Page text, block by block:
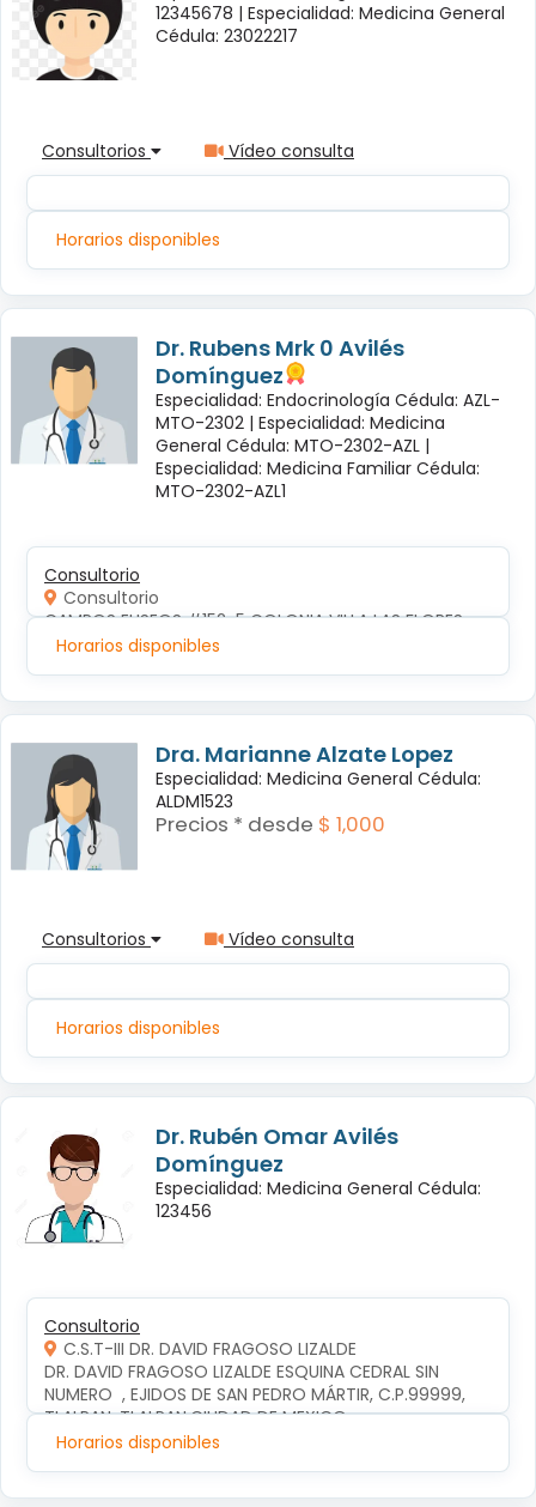
12345678 | Especialidad: Medicina General
Cédula: 23022217
Consultorios Vídeo consulta
Horarios disponibles
Dr. Rubens Mrk 0 Avilés
Domínguez
Especialidad: Endocrinología Cédula: AZL-
MTO-2302 | Especialidad: Medicina
General Cédula: MTO-2302-AZL |
Especialidad: Medicina Familiar Cédula:
MTO-2302-AZL1
Consultorio
Consultorio
CAMPOS ELISEOS #152-5 COLONIA VILLA LAS FLORES
Horarios disponibles
Dra. Marianne Alzate Lopez
Especialidad: Medicina General Cédula:
ALDM1523
Precios * desde $ 1,000
Consultorios Vídeo consulta
Horarios disponibles
Dr. Rubén Omar Avilés
Domínguez
Especialidad: Medicina General Cédula:
123456
Consultorio
C.S.T-III DR. DAVID FRAGOSO LIZALDE
DR. DAVID FRAGOSO LIZALDE ESQUINA CEDRAL SIN
NUMERO  , EJIDOS DE SAN PEDRO MÁRTIR, C.P.99999,
TLALPAN, TLALPAN,CIUDAD DE MEXICO
Horarios disponibles